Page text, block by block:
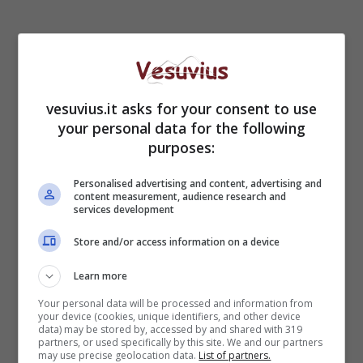
vesuvius.it asks for your consent to use
your personal data for the following
purposes:
Personalised advertising and content, advertising and
content measurement, audience research and
services development
Store and/or access information on a device
Learn more
Your personal data will be processed and information from
your device (cookies, unique identifiers, and other device
data) may be stored by, accessed by and shared with 319
partners, or used specifically by this site. We and our partners
may use precise geolocation data. List of partners.